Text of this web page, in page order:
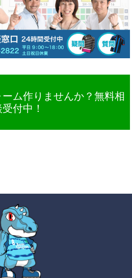
ム作りませんか？無料相
付中！